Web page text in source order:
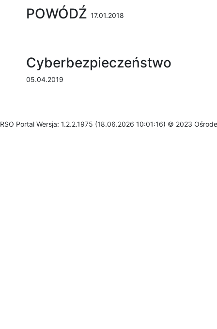
POWÓDŹ 17.01.2018
Cyberbezpieczeństwo
05.04.2019
RSO Portal Wersja: 1.2.2.1975 (18.06.2026 10:01:16) © 2023